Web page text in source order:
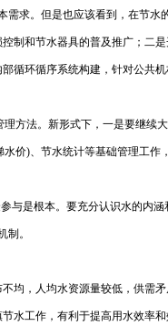
求。但是也应该看到，在节
和节水器具的普及推广；二
环循序系统构建，针对公共
方法。新形式下，一是要继
价)、节水统计等基础管理工
与是根本。要充分认识水的
制。
，人均水资源量较低，供需
工作，有利于提高用水效率